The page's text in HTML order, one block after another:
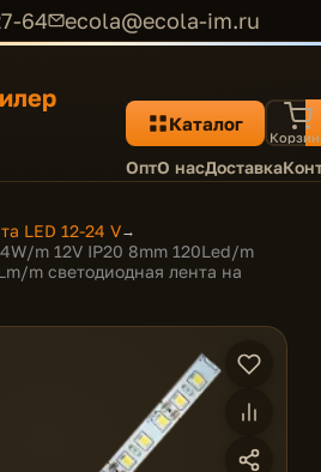
64 ecola@ecola-im.ru
Каталог
ОптО насДоставка
LED 12-24 V→
m 12V IP20 8mm 120Led/m
m светодиодная лента на